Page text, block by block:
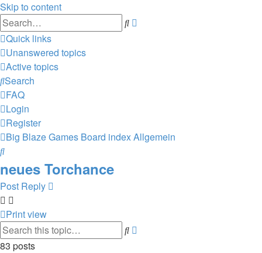
Skip to content
Search
Quick links
Unanswered topics
Active topics
Search
FAQ
Login
Register
Big Blaze Games Board indexAllgemein
Search
neues Torchance
Post Reply
Print view
Search
83 posts